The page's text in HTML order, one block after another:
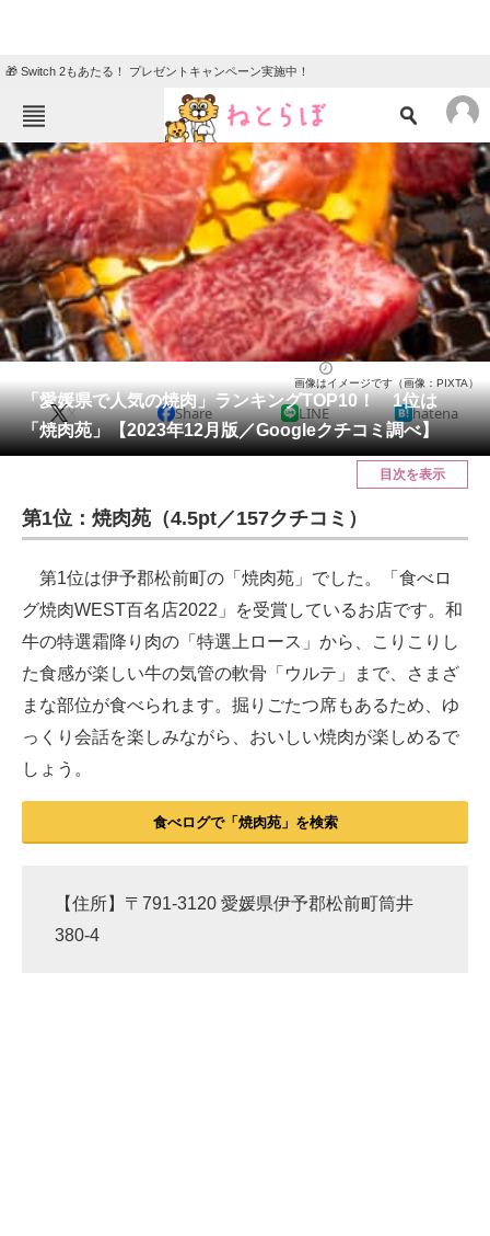
🎁 Switch 2もあたる！ プレゼントキャンペーン実施中！
ねとらぼメニュー
TOP ニュース
エンタメ クイズ
グルメ 地域
住まい 教育・育児
動物 リサーチ
会員記事
メディア
ITの今と未来を見通す
スマホと通信の最新トレンド
進化するPCとデバイスの未来
好きが集まる 比べて選べる
ビジネスと働き方のヒント
AI活用のいまが分かる
企業ITのトレンドを詳説
マーケ×ITの今がよく分かる
「愛媛県で人気の焼肉」ランキングTOP10！ 1位は
「焼肉苑」【2023年12月版／Googleクチコミ調べ】
画像はイメージです（画像：PIXTA）
X Share LINE hatena
目次を表示
第1位：焼肉苑（4.5pt／157クチコミ）
第1位は伊予郡松前町の「焼肉苑」でした。「食べロ
グ焼肉WEST百名店2022」を受賞しているお店です。和
牛の特選霜降り肉の「特選上ロース」から、こりこりし
た食感が楽しい牛の気管の軟骨「ウルテ」まで、さまざ
まな部位が食べられます。掘りごたつ席もあるため、ゆ
っくり会話を楽しみながら、おいしい焼肉が楽しめるで
しょう。
食べログで「焼肉苑」を検索
【住所】〒791-3120 愛媛県伊予郡松前町筒井
380-4